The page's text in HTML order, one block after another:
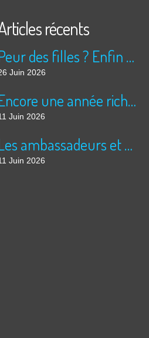
récents
Peur des filles ? Enfin rassuré ?
Juin 2026
Encore une année riche en cinéma pour Super 8 !
Juin 2026
Les ambassadeurs et SUPER 8 - La solidarité en action
Juin 2026